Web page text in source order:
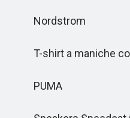
Nordstrom
T-shirt a maniche
PUMA